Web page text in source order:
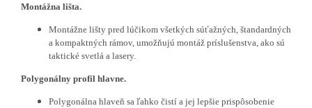
Montážna lišta.
Montážne lišty pred lúčikom všetkých súťažných, štandardných
a kompaktných rámov, umožňujú montáž príslušenstva, ako sú
taktické svetlá a lasery.
Polygonálny profil hlavne.
Polygonálna hlaveň sa ľahko čistí a jej lepšie prispôsobenie